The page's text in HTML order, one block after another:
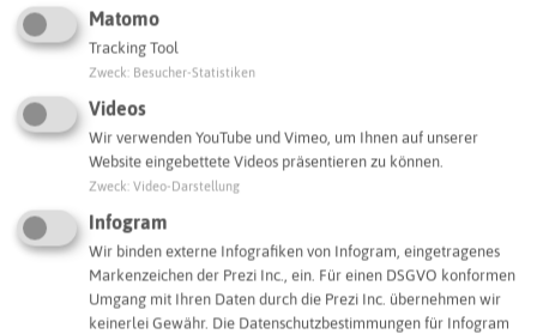
Leaflet|©OpenStreetMapcontributors |weitere Lizenzen
Adresse:
Matomo
Tracking Tool
Zweck Besucher-Statistiken
Videos
Wir verwenden YouTube und Vimeo, um Ihnen auf unserer
Website eingebettete Videos präsentieren zu können.
Zweck Video-Darstellung
Infogram
Wir binden externe Infografiken von Infogram, eingetragenes
Markenzeichen der Prezi Inc., ein. Für einen DSGVO konformen
Umgang mit Ihren Daten durch die Prezi Inc. übernehmen wir
keinerlei Gewähr. Die Datenschutzbestimmungen für Infogram